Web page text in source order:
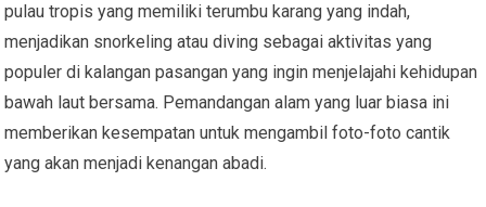
pulau tropis yang memiliki terumbu karang yang indah,
menjadikan snorkeling atau diving sebagai aktivitas yang
populer di kalangan pasangan yang ingin menjelajahi kehidupan
bawah laut bersama. Pemandangan alam yang luar biasa ini
memberikan kesempatan untuk mengambil foto-foto cantik
yang akan menjadi kenangan abadi.